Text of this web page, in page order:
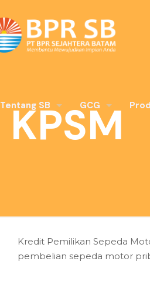
Tentang SB GCG
KPSM
Kredit Pemilikan Sepeda
pembelian sepeda motor